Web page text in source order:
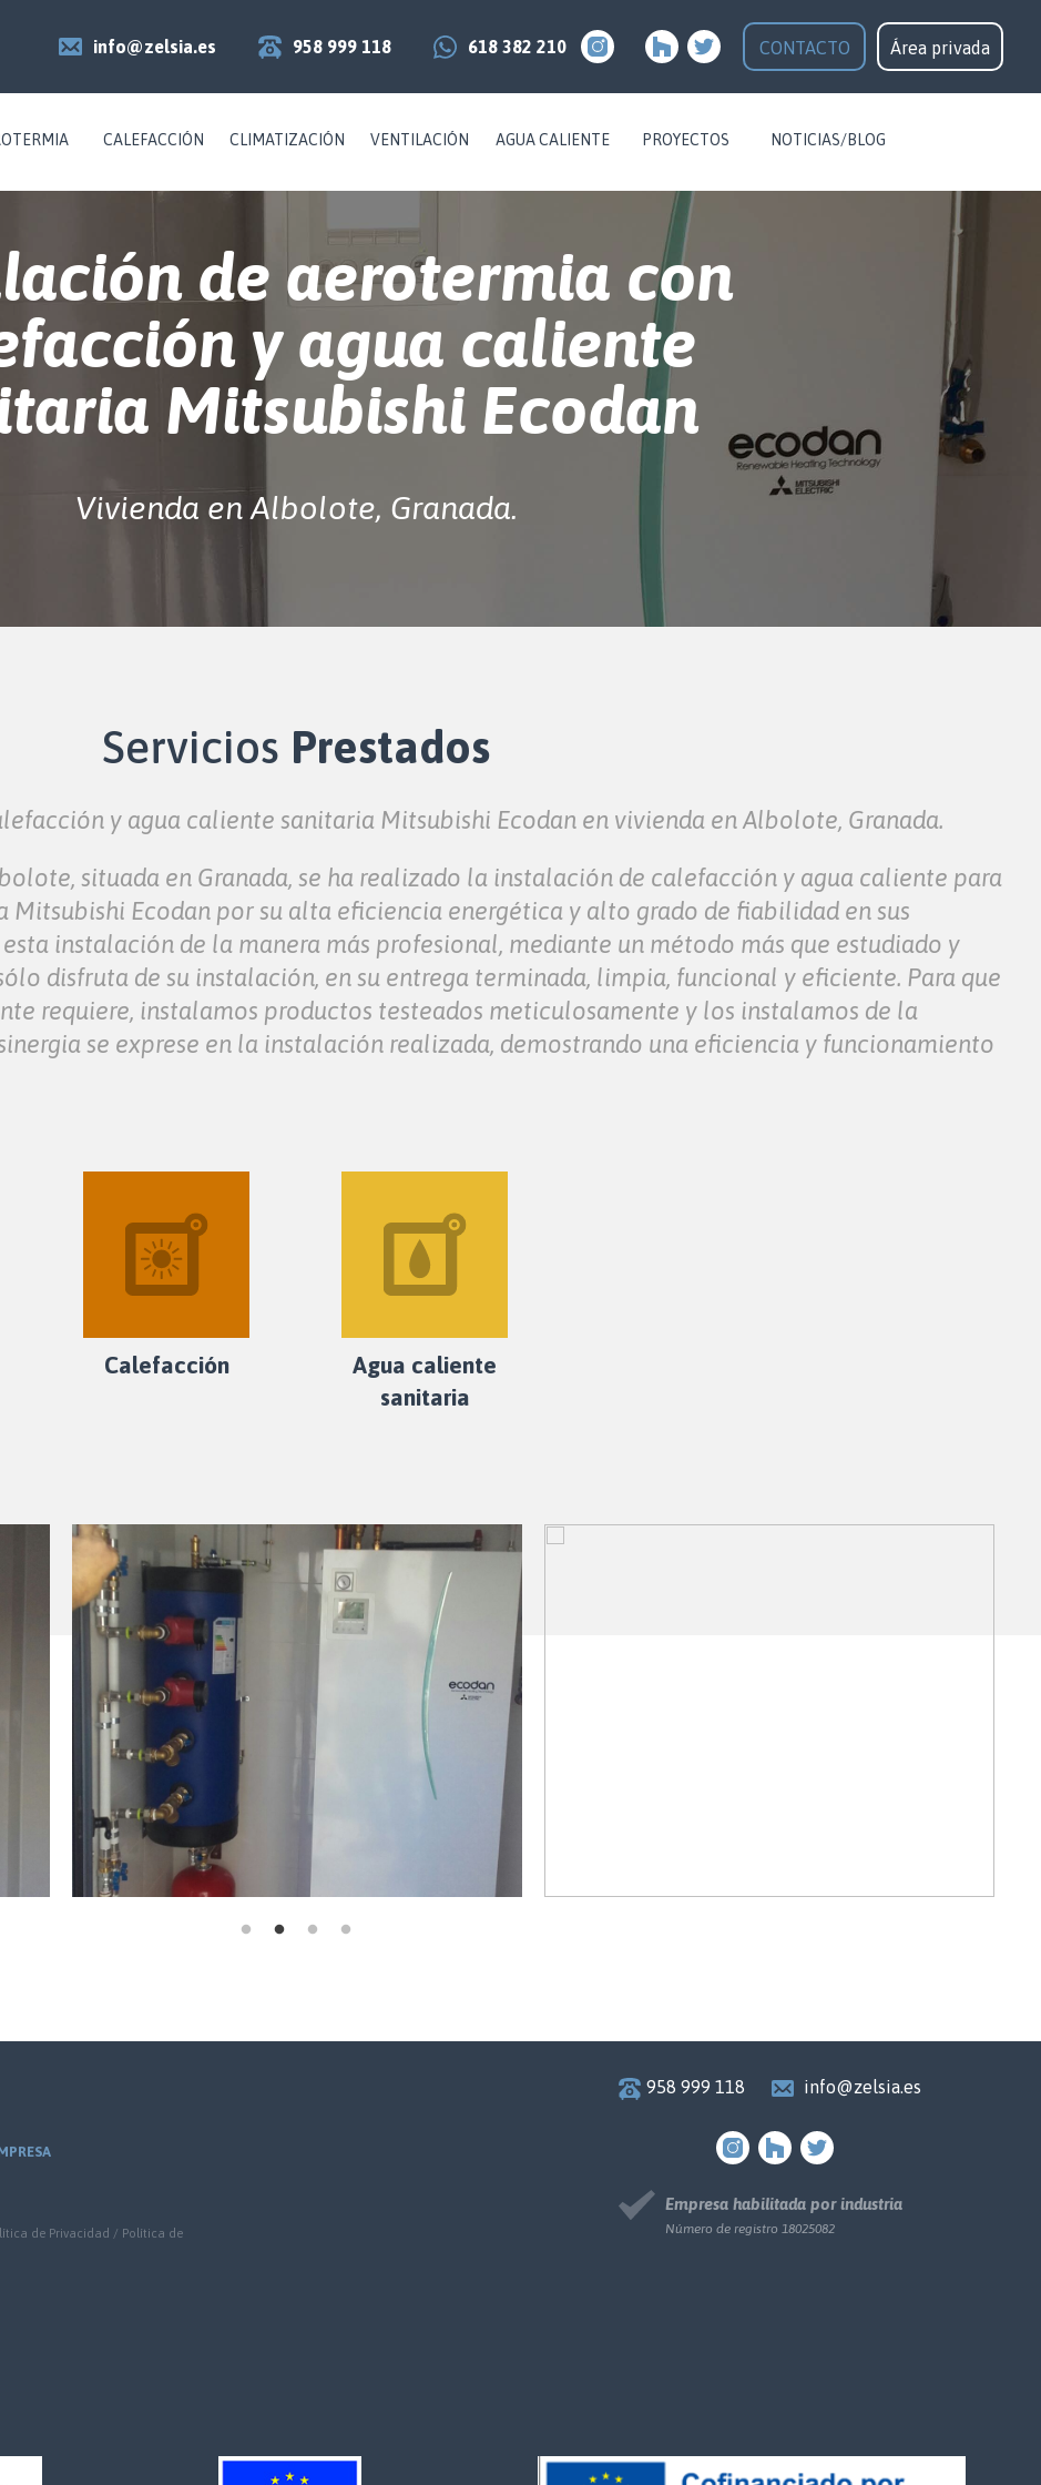
info@zelsia.es 958 999 118 618 382 210 CONTACTO Área privada
CALEFACCIÓN CLIMATIZACIÓN VENTILACIÓN AGUA CALIENTE PROYECTOS NOTICIAS/BLOG
de aerotermia con
y agua caliente
Mitsubishi Ecodan
Vivienda en Albolote, Granada.
Servicios Prestados
y agua caliente sanitaria Mitsubishi Ecodan en vivienda en Albolote, Granada.
situada en Granada, se ha realizado la instalación de calefacción y agua caliente para
Ecodan por su alta eficiencia energética y alto grado de fiabilidad en sus
instalación de la manera más profesional, mediante un método más que estudiado y
disfruta de su instalación, en su entrega terminada, limpia, funcional y eficiente. Para que
requiere, instalamos productos testeados meticulosamente y los instalamos de la
se exprese en la instalación realizada, demostrando una eficiencia y funcionamiento
Calefacción
Agua caliente
sanitaria
de Privacidad / Política de
958 999 118 info@zelsia.es
Empresa habilitada por industria
Número de registro 18025082